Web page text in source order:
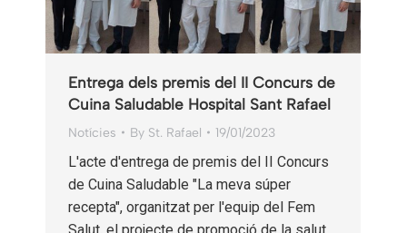
Entrega dels premis del II Concurs de
Cuina Saludable Hospital Sant Rafael
Notícies By St. Rafael 19/01/2023
L'acte d'entrega de premis del II Concurs
de Cuina Saludable "La meva súper
recepta", organitzat per l'equip del Fem
Salut, el projecte de promoció de la salut